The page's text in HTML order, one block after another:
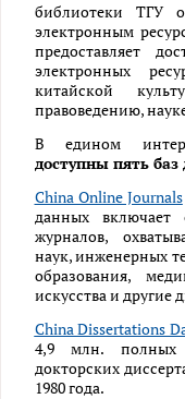
библиотеки ТГУ
электронным
предоставляет
электронных
китайской
правоведению,
В едином
доступны пять
China Online Journals
данных включает
журналов,
наук, инженерных
образования,
искусства и
China Dissertations
4,9 млн. полных
докторских
1980 года.